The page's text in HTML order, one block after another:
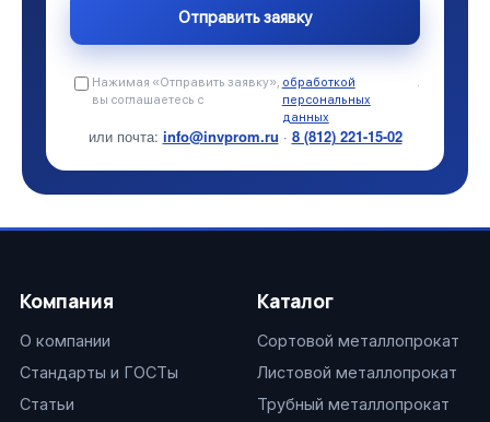
Нажимая «Отправить заявку»,
вы соглашаетесь с
обработкой
персональных
данных
.
или почта: info@invprom.ru · 8 (812) 221-15-02
Компания
О компании
Стандарты и ГОСТы
Статьи
Каталог
Сортовой металлопрокат
Листовой металлопрокат
Трубный металлопрокат